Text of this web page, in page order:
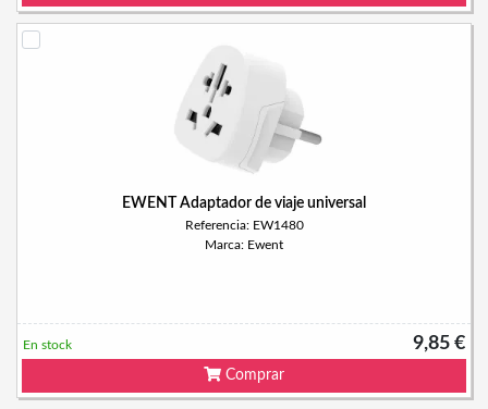
EWENT Adaptador de viaje universal
Referencia: EW1480
Marca: Ewent
9,85 €
En stock
Comprar